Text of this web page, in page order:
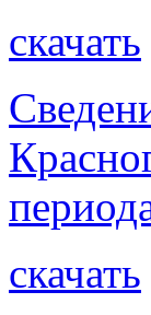
скачать
скачать